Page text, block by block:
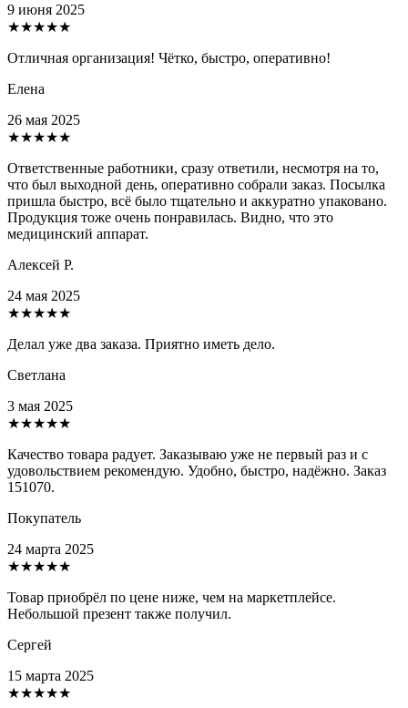
9 июня 2025
★★★★★
Отличная организация! Чётко, быстро, оперативно!
Елена
26 мая 2025
★★★★★
Ответственные работники, сразу ответили, несмотря на то,
что был выходной день, оперативно собрали заказ. Посылка
пришла быстро, всё было тщательно и аккуратно упаковано.
Продукция тоже очень понравилась. Видно, что это
медицинский аппарат.
Алексей Р.
24 мая 2025
★★★★★
Делал уже два заказа. Приятно иметь дело.
Светлана
3 мая 2025
★★★★★
Качество товара радует. Заказываю уже не первый раз и с
удовольствием рекомендую. Удобно, быстро, надёжно. Заказ
151070.
Покупатель
24 марта 2025
★★★★★
Товар приобрёл по цене ниже, чем на маркетплейсе.
Небольшой презент также получил.
Сергей
15 марта 2025
★★★★★